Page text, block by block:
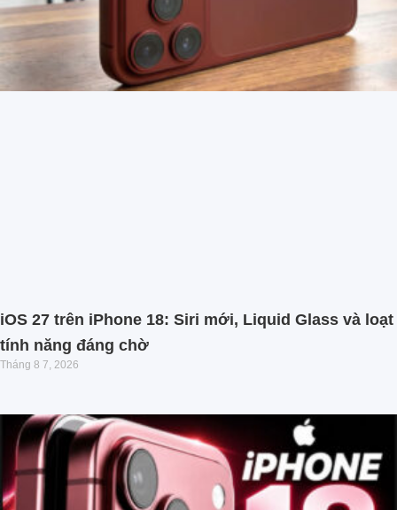
iOS 27 trên iPhone 18: Siri mới, Liquid Glass và loạt
tính năng đáng chờ
Tháng 8 7, 2026